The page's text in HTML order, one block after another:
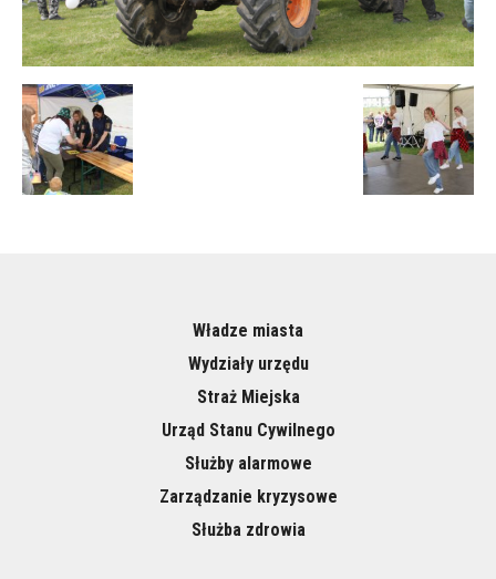
Władze miasta
Wydziały urzędu
Straż Miejska
Urząd Stanu Cywilnego
Służby alarmowe
Zarządzanie kryzysowe
Służba zdrowia